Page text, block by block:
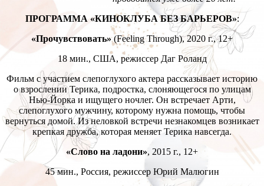
ПРОГРАММА «КИНОКЛУБА БЕЗ БАРЬЕРОВ»:
«Прочувствовать»(Feeling Through), 2020 г., 12+
18 мин., США, режиссер Даг Роланд
Фильм с участием слепоглухого актера рассказывает историю
о взрослении Терика, подростка, слоняющегося по улицам
Нью-Йорка и ищущего ночлег. Он встречает Арти,
слепоглухого мужчину, которому нужна помощь, чтобы
вернуться домой. Из неловкой встречи незнакомцев возникает
крепкая дружба, которая меняет Терика навсегда.
«Слово на ладони», 2015 г., 12+
45 мин., Россия, режиссер Юрий Малюгин